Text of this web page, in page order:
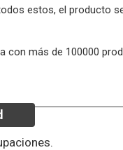
estos, el producto
más de 100000